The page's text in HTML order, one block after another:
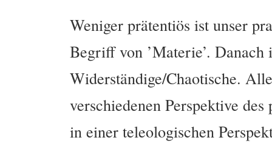
Weniger prätentiös ist unser
Begriff von ’Materie’.
Widerständige/Chaotische.
verschiedenen Perspektive
in einer teleologischen